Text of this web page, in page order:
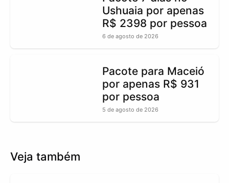
Ushuaia por apenas
R$ 2398 por pessoa
6 de agosto de 2026
Pacote para Maceió
por apenas R$ 931
por pessoa
5 de agosto de 2026
Veja também